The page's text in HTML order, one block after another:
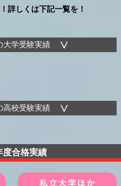
詳しくは下記一覧を！
大学受験実績
高校受験実績
度合格実績